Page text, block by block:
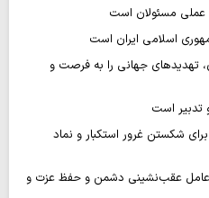
عملی مسئولان است
اسلامی ایران است
تهدیدهای جهانی را به فرصت و
تدبیر است
شکستن غرور استکبار و نماد
عامل عقب‌نشینی دشمن و حفظ عزت و